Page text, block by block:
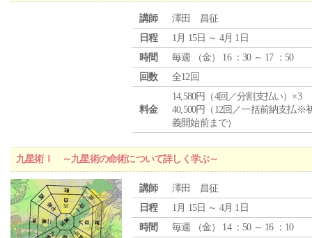
講師
澤田 昌征
日程
1月 15日 ～ 4月 1日
時間
毎週 （金） 16 ：30 ～ 17 ：50
回数
全12回
料金
14,580円（4回／分割支払い）×3
40,500円（12回／一括前納支払※
義開始前まで）
九星術Ⅰ ～九星術の命術について詳しく学ぶ～
講師
澤田 昌征
日程
1月 15日 ～ 4月 1日
時間
毎週 （金） 14 ：50 ～ 16 ：10